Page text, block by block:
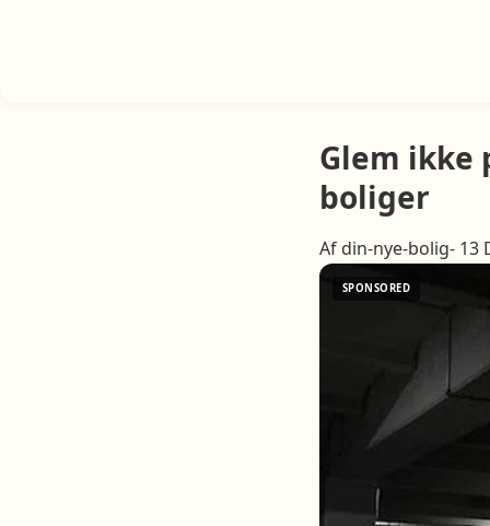
Glem ikke
boliger
Af din-nye-bolig- 13